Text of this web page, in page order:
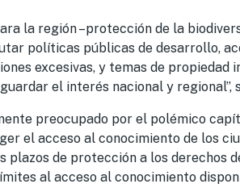
la región –protección de la
políticas públicas de desarrollo,
excesivas, y temas de propiedad
el interés nacional y regional”,
preocupado por el polémico
el acceso al conocimiento de los
plazos de protección a los derechos
al acceso al conocimiento